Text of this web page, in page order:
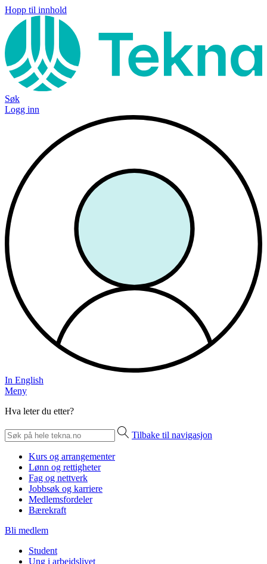
Hopp til innhold
Søk
Logg inn
In English
Meny
Hva leter du etter?
Tilbake til navigasjon
Kurs og arrangementer
Lønn og rettigheter
Fag og nettverk
Jobbsøk og karriere
Medlemsfordeler
Bærekraft
Bli medlem
Student
Ung i arbeidslivet